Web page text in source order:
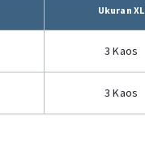
Ukuran XL
3 Kaos
3 Kaos